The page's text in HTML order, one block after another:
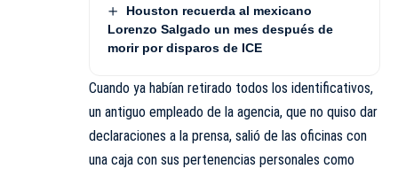
Houston recuerda al mexicano
Lorenzo Salgado un mes después de
morir por disparos de ICE
Cuando ya habían retirado todos los identificativos,
un antiguo empleado de la agencia, que no quiso dar
declaraciones a la prensa, salió de las oficinas con
una caja con sus pertenencias personales como